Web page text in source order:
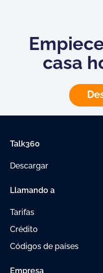
casa
Talk360
Descargar
Llamando a
Tarifas
Crédito
Códigos de países
Empresa